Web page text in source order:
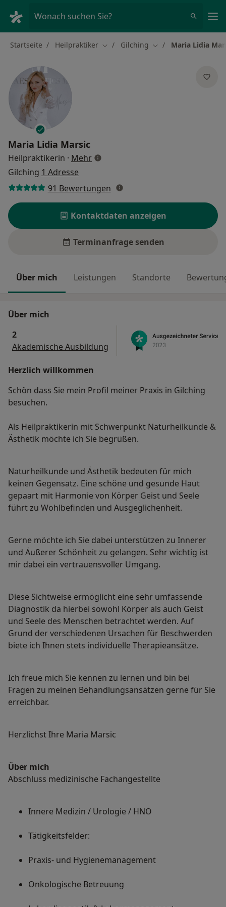
Wonach suchen Sie?
Startseite Heilpraktiker Stadt ändern
Gilching Stadt ändern
Maria Lidia
Maria Lidia Marsic
Heilpraktikerin · Mehrüber Spezialisierungen
Gilching 1 Adresse
91 Bewertungen
Kontaktdaten anzeigen
Terminanfrage senden
Über mich Leistungen Standorte
Über mich
2
Akademische Ausbildung
Herzlich willkommen
Schön dass Sie mein Profil meiner Praxis in Gilching
besuchen.
Als Heilpraktikerin mit Schwerpunkt Naturheilkunde &
Ästhetik möchte ich Sie begrüßen.
Naturheilkunde und Ästhetik bedeuten für mich
keinen Gegensatz. Eine schöne und gesunde Haut
gepaart mit Harmonie von Körper Geist und Seele
führt zu Wohlbefinden und Ausgeglichenheit.
Gerne möchte ich Sie dabei unterstützen zu Innerer
und Äußerer Schönheit zu gelangen. Sehr wichtig ist
mir dabei ein vertrauensvoller Umgang.
Diese Sichtweise ermöglicht eine sehr umfassende
Diagnostik da hierbei sowohl Körper als auch Geist
und Seele des Menschen betrachtet werden. Auf
Grund der verschiedenen Ursachen für Beschwerden
biete ich Ihnen stets individuelle Therapieansätze.
Ich freue mich Sie kennen zu lernen und bin bei
Fragen zu meinen Behandlungsansätzen gerne für Sie
erreichbar.
Herzlichst Ihre Maria Marsic
Über mich
Abschluss medizinische Fachangestellte
Innere Medizin / Urologie / HNO
Tätigkeitsfelder:
Praxis- und Hygienemanagement
Onkologische Betreuung